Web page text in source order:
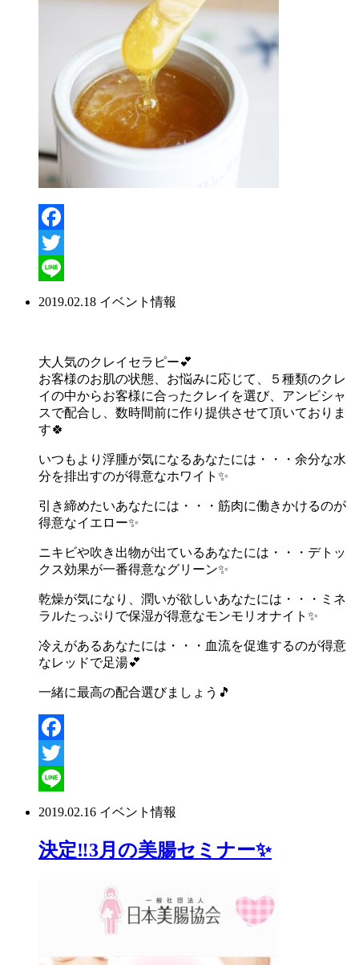
Facebook
Twitter
2019.02.18 イベント情報
大人気のクレイセラピー💕
お客様のお肌の状態、お悩みに応じて、５種類のクレ
イの中からお客様に合ったクレイを選び、アンビシャ
スで配合し、数時間前に作り提供させて頂いておりま
す🍀
いつもより浮腫が気になるあなたには・・・余分な水
分を排出すのが得意なホワイト✨
引き締めたいあなたには・・・筋肉に働きかけるのが
得意なイエロー✨
ニキビや吹き出物が出ているあなたには・・・デトッ
クス効果が一番得意なグリーン✨
乾燥が気になり、潤いが欲しいあなたには・・・ミネ
ラルたっぷりで保湿が得意なモンモリオナイト✨
冷えがあるあなたには・・・血流を促進するのが得意
なレッドで足湯💕
一緒に最高の配合選びましょう🎵
Facebook
Twitter
2019.02.16 イベント情報
決定‼️3月の美腸セミナー✨